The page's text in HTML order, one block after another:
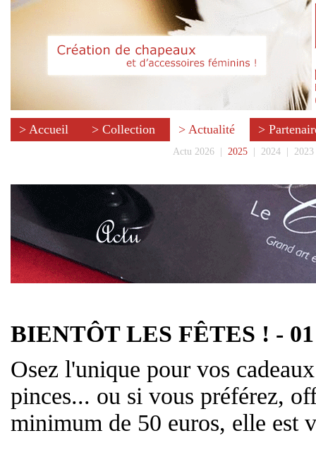
> Accueil > Collection > Actualité >
Actu 2026 2025 2024 2023
BIENTÔT LES FÊTES ! - 01
Osez l'unique pour vos
pinces... ou si vous préférez,
minimum de 50 euros, elle est